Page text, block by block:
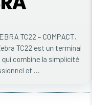
TC22 – COMPACT,
TC22 est un terminal
combine la simplicité
et ...